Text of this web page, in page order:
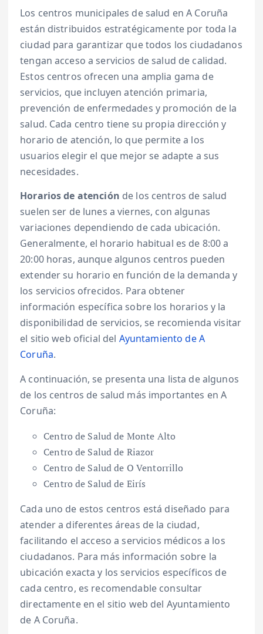
Los centros municipales de salud en A Coruña
están distribuidos estratégicamente por toda la
ciudad para garantizar que todos los ciudadanos
tengan acceso a servicios de salud de calidad.
Estos centros ofrecen una amplia gama de
servicios, que incluyen atención primaria,
prevención de enfermedades y promoción de la
salud. Cada centro tiene su propia dirección y
horario de atención, lo que permite a los
usuarios elegir el que mejor se adapte a sus
necesidades.
Horarios de atención de los centros de salud
suelen ser de lunes a viernes, con algunas
variaciones dependiendo de cada ubicación.
Generalmente, el horario habitual es de 8:00 a
20:00 horas, aunque algunos centros pueden
extender su horario en función de la demanda y
los servicios ofrecidos. Para obtener
información específica sobre los horarios y la
disponibilidad de servicios, se recomienda visitar
el sitio web oficial del Ayuntamiento de A
Coruña.
A continuación, se presenta una lista de algunos
de los centros de salud más importantes en A
Coruña:
Centro de Salud de Monte Alto
Centro de Salud de Riazor
Centro de Salud de O Ventorrillo
Centro de Salud de Eirís
Cada uno de estos centros está diseñado para
atender a diferentes áreas de la ciudad,
facilitando el acceso a servicios médicos a los
ciudadanos. Para más información sobre la
ubicación exacta y los servicios específicos de
cada centro, es recomendable consultar
directamente en el sitio web del Ayuntamiento
de A Coruña.